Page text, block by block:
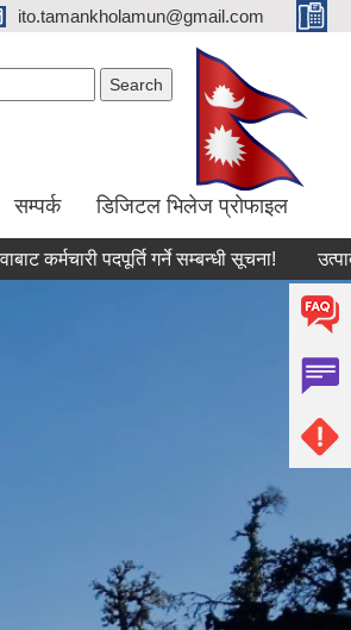
ito.tamankholamun@gmail.com
सम्पर्क डिजिटल भिलेज प्राेफाइल
पदपूर्ति गर्ने सम्बन्धी सूचना! उत्पादनमा